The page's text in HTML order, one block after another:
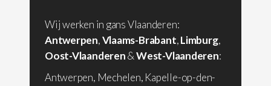
Wij werken in gans Vlaanderen:
Antwerpen,Vlaams-Brabant,Limburg,
Oost-Vlaanderen&West-Vlaanderen:
Antwerpen, Mechelen, Kapelle-op-den-